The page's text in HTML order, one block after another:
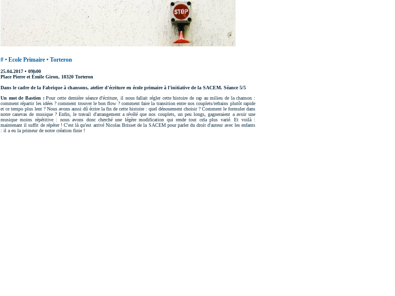
# • Ecole Primaire • Torteron
25.04.2017 • 09h00
Place Pierre et Émile Giron, 18320 Torteron
Dans le cadre de la Fabrique à chansons, atelier d'écriture en école primaire à l'initiative de la SACEM. Séance 5/5
Un mot de Bastien :Pour cette dernière séance d'écriture, il nous fallait régler cette histoire de rap au milieu de la chanson :
comment répartir les idées ? comment trouver le bon flow ? comment faire la transition entre nos couplets/refrains plutôt rapide
et ce tempo plus lent ? Nous avons aussi dû écrire la fin de cette histoire : quel dénouement choisir ? Comment le formuler dans
notre canevas de musique ? Enfin, le travail d'arrangement a révélé que nos couplets, un peu longs, gagneraient a avoir une
musique moins répétitive : nous avons donc cherché une légère modification qui rende tout cela plus varié. Et voilà :
maintenant il suffit de répéter ! C'est là qu'est arrivé Nicolas Brisset de la SACEM pour parler du droit d'auteur avec les enfants
: il a eu la primeur de notre création finie !